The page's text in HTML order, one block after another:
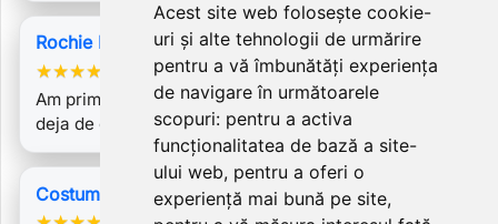
Acest site web folosește cookie-
uri și alte tehnologii de urmărire
pentru a vă îmbunătăți experiența
de navigare în următoarele
scopuri: pentru a activa
funcționalitatea de bază a site-
ului web, pentru a oferi o
experiență mai bună pe site,
Rochie Dalma cu bretele
★★★★
Am primit ieri coletul si de atunci am imbracat rochia
deja de cateva ori doar ca sa o/ma…
Costum Brocard Federica 3, cu fusta plisata